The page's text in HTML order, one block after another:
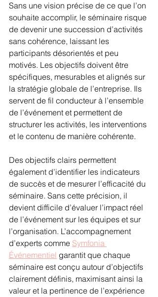
Sans une vision précise de ce que l’on
souhaite accomplir, le séminaire risque
de devenir une succession d’activités
sans cohérence, laissant les
participants désorientés et peu
motivés. Les objectifs doivent être
spécifiques, mesurables et alignés sur
la stratégie globale de l’entreprise. Ils
servent de fil conducteur à l’ensemble
de l’événement et permettent de
structurer les activités, les interventions
et le contenu de manière cohérente.
Des objectifs clairs permettent
également d’identifier les indicateurs
de succès et de mesurer l’efficacité du
séminaire. Sans cette précision, il
devient difficile d’évaluer l’impact réel
de l’événement sur les équipes et sur
l’organisation. L’accompagnement
d’experts comme Symfonia
Événementiel garantit que chaque
séminaire est conçu autour d’objectifs
clairement définis, maximisant ainsi la
valeur et la pertinence de l’expérience